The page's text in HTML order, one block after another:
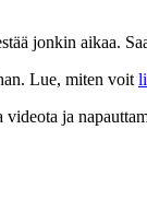
jonkin aikaa.
Lue, miten voit
videota ja